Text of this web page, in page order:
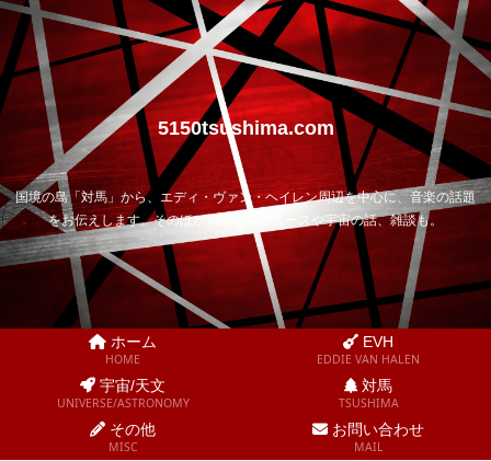
5150tsushima.com
国境の島「対馬」から、エディ・ヴァン・ヘイレン周辺を中心に、音楽の話題
をお伝えします。そのほか気になるニュースや宇宙の話、雑談も。
ホーム
HOME
EVH
EDDIE VAN HALEN
宇宙/天文
UNIVERSE/ASTRONOMY
対馬
TSUSHIMA
その他
MISC
お問い合わせ
MAIL